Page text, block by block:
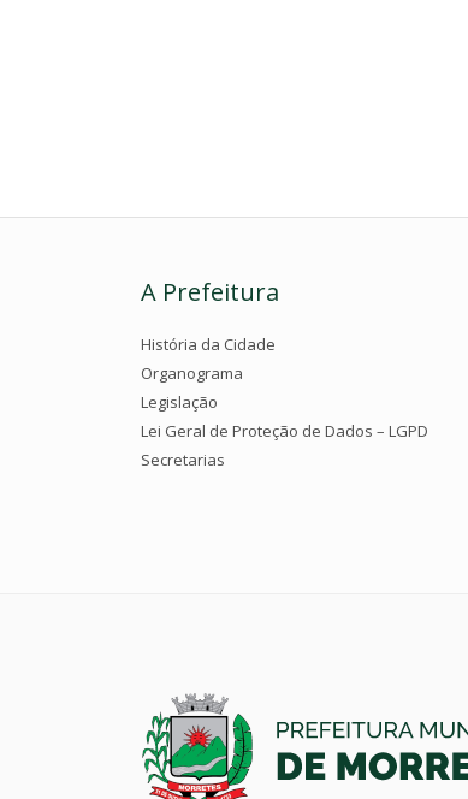
A Prefeitura
História da Cidade
Organograma
Legislação
Lei Geral de Proteção de Dados – LGPD
Secretarias